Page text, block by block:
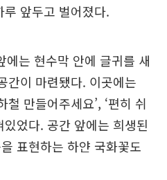
앞두고 벌어졌다.
는 현수막 안에 글귀를 새
간이 마련됐다. 이곳에는
철 만들어주세요’, ‘편히 쉬
었다. 공간 앞에는 희생된
표현하는 하얀 국화꽃도